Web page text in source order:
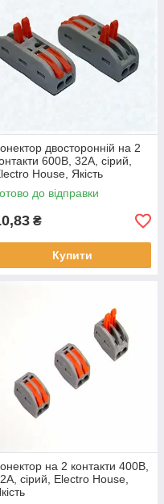
двосторонній на 2
600В, 32A, сірий,
House, Якість
до відправки
₴
Купити
на 2 контакти 400В,
сірий, Electro House,